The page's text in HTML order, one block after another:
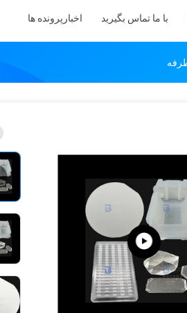
با ما تماس بگیرید اخبار پرونده ها